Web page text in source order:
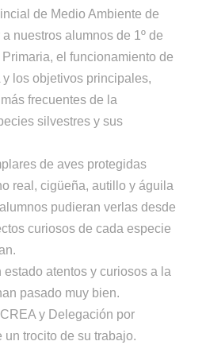
de Medio Ambiente de
nuestros alumnos de 1º de
el funcionamiento de
los objetivos principales,
frecuentes de la
silvestres y sus
de aves protegidas
real, cigüeña, autillo y águila
pudieran verlas desde
curiosos de cada especie
atentos y curiosos a la
pasado muy bien.
y Delegación por
un trocito de su trabajo.